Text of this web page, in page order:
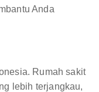
Anda
Rumah sakit
lebih terjangkau,